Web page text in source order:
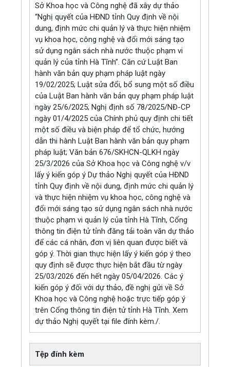
Sở Khoa học và Công nghệ đã xây dự thảo
“Nghị quyết của HĐND tỉnh Quy định về nội
dung, định mức chi quản lý và thực hiện nhiệm
vụ khoa học, công nghệ và đổi mới sáng tạo
sử dụng ngân sách nhà nước thuộc phạm vi
quản lý của tỉnh Hà Tĩnh”. Căn cứ Luật Ban
hành văn bản quy phạm pháp luật ngày
19/02/2025; Luật sửa đổi, bổ sung một số điều
của Luật Ban hành văn bản quy phạm pháp luật
ngày 25/6/2025; Nghị định số 78/2025/NĐ-CP
ngày 01/4/2025 của Chính phủ quy định chi tiết
một số điều và biện pháp để tổ chức, hướng
dẫn thi hành Luật Ban hành văn bản quy phạm
pháp luật; Văn bản 676/SKHCN-QLKH ngày
25/3/2026 của Sở Khoa học và Công nghệ v/v
lấy ý kiến góp ý Dự thảo Nghị quyết của HĐND
tỉnh Quy định về nội dung, định mức chi quản lý
và thực hiện nhiệm vụ khoa học, công nghệ và
đổi mới sáng tạo sử dụng ngân sách nhà nước
thuộc phạm vi quản lý của tỉnh Hà Tĩnh, Cổng
thông tin điện tử tỉnh đăng tải toàn văn dự thảo
để các cá nhân, đơn vị liên quan được biết và
góp ý. Thời gian thực hiện lấy ý kiến góp ý theo
quy định sẽ được thực hiện bắt đầu từ ngày
25/03/2026 đến hết ngày 05/04/2026. Các ý
kiến góp ý đối với dự thảo, đề nghị gửi về Sở
Khoa học và Công nghệ hoặc trực tiếp góp ý
trên Cổng thông tin điện tử tỉnh Hà Tĩnh. Xem
dự thảo Nghị quyết tại file đính kèm./.
Tệp đính kèm